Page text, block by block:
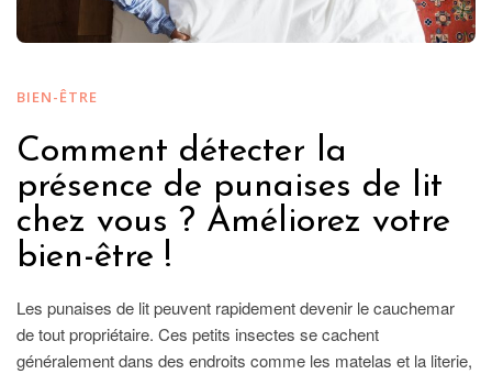
BIEN-ÊTRE
Comment détecter la
présence de punaises de lit
chez vous ? Améliorez votre
bien-être !
Les punaises de lit peuvent rapidement devenir le cauchemar
de tout propriétaire. Ces petits insectes se cachent
généralement dans des endroits comme les matelas et la literie,